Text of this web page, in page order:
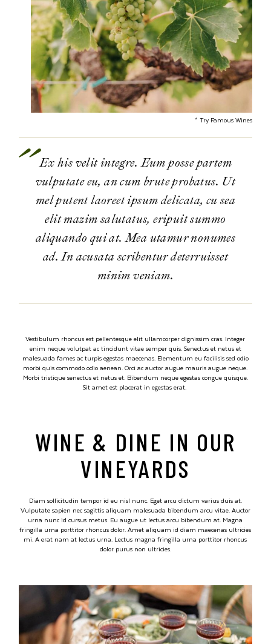
* Try Famous Wines
Ex his velit integre. Eum posse partem
vulputate eu, an cum brute probatus. Ut
mel putent laoreet ipsum delicata, cu sea
elit mazim salutatus, eripuit summo
aliquando qui at. Mea utamur nonumes
ad. In acusata scribentur deterruisset
minim veniam.
Vestibulum rhoncus est pellentesque elit ullamcorper dignissim cras. Integer
enim neque volutpat ac tincidunt vitae semper quis. Senectus et netus et
malesuada fames ac turpis egestas maecenas. Elementum eu facilisis sed odio
morbi quis commodo odio aenean. Orci ac auctor augue mauris augue neque.
Morbi tristique senectus et netus et. Bibendum neque egestas congue quisque.
Sit amet est placerat in egestas erat.
WINE & DINE IN OUR
VINEYARDS
Diam sollicitudin tempor id eu nisl nunc. Eget arcu dictum varius duis at.
Vulputate sapien nec sagittis aliquam malesuada bibendum arcu vitae. Auctor
urna nunc id cursus metus. Eu augue ut lectus arcu bibendum at. Magna
fringilla urna porttitor rhoncus dolor. Amet aliquam id diam maecenas ultricies
mi. A erat nam at lectus urna. Lectus magna fringilla urna porttitor rhoncus
dolor purus non ultricies.